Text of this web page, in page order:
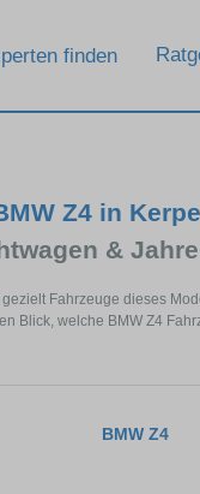
finden
Z4 in
&
Fahrzeuge dieses
Blick, welche BMW Z4
BMW Z4